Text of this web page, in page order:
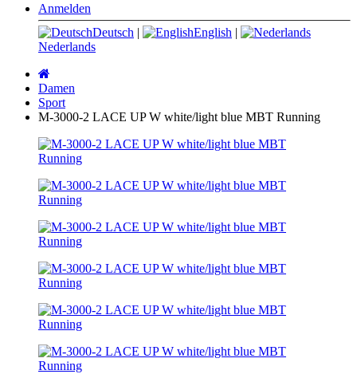
Anmelden
Deutsch | English |
Nederlands
Damen
Sport
M-3000-2 LACE UP W white/light blue MBT Running